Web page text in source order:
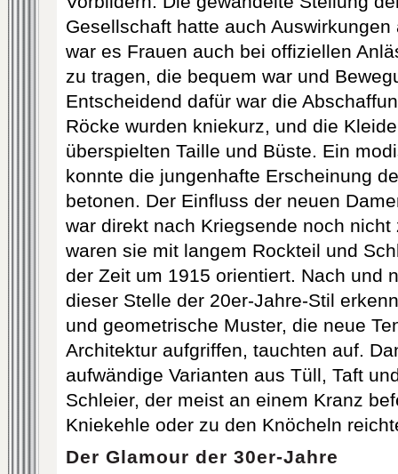
Gesellschaft hatte auch
war es Frauen auch bei offiziellen
zu tragen, die bequem war und
Entscheidend dafür war die
Röcke wurden kniekurz, und die
überspielten Taille und Büste. Ein
konnte die jungenhafte Erscheinung
betonen. Der Einfluss der neuen
war direkt nach Kriegsende noch
waren sie mit langem Rockteil und
der Zeit um 1915 orientiert. Nach und
dieser Stelle der 20er-Jahre-Stil
und geometrische Muster, die neue
Architektur aufgriffen, tauchten auf.
aufwändige Varianten aus Tüll, Taft
Schleier, der meist an einem Kranz
Kniekehle oder zu den Knöcheln
Der Glamour der 30er-Jahre